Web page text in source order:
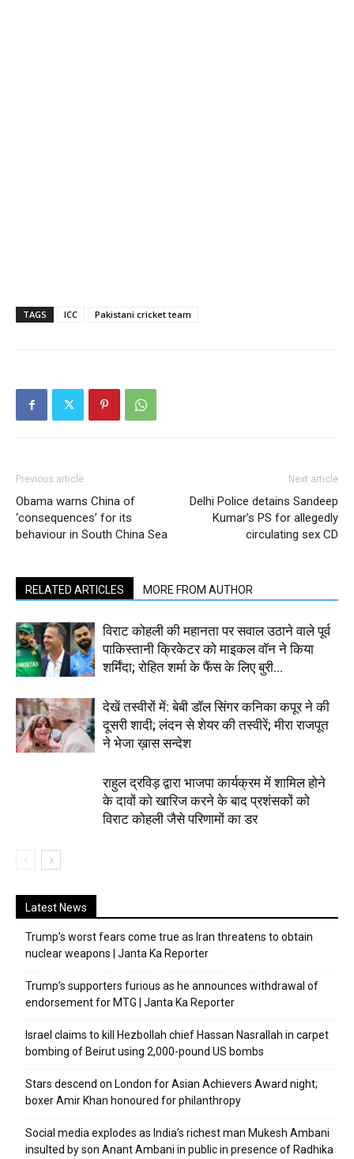
TAGS ICC Pakistani cricket team
Previous article
Obama warns China of
‘consequences’ for its
behaviour in South China Sea
Next article
Delhi Police detains Sandeep
Kumar’s PS for allegedly
circulating sex CD
RELATED ARTICLES MORE FROM AUTHOR
विराट कोहली की महानता पर सवाल उठाने वाले पूर्व
पाकिस्तानी क्रिकेटर को माइकल वॉन ने किया
शर्मिंदा; रोहित शर्मा के फैंस के लिए बुरी...
देखें तस्वीरों में: बेबी डॉल सिंगर कनिका कपूर ने की
दूसरी शादी; लंदन से शेयर की तस्वीरें; मीरा राजपूत
ने भेजा ख़ास सन्देश
राहुल द्रविड़ द्वारा भाजपा कार्यक्रम में शामिल होने
के दावों को खारिज करने के बाद प्रशंसकों को
विराट कोहली जैसे परिणामों का डर
Latest News
Trump’s worst fears come true as Iran threatens to obtain
nuclear weapons | Janta Ka Reporter
Trump’s supporters furious as he announces withdrawal of
endorsement for MTG | Janta Ka Reporter
Israel claims to kill Hezbollah chief Hassan Nasrallah in carpet
bombing of Beirut using 2,000-pound US bombs
Stars descend on London for Asian Achievers Award night;
boxer Amir Khan honoured for philanthropy
Social media explodes as India’s richest man Mukesh Ambani
insulted by son Anant Ambani in public in presence of Radhika